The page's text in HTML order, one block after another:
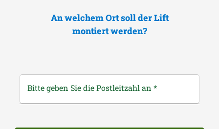
An welchem Ort soll der Lift
montiert werden?
Bitte geben Sie die Postleitzahl an *